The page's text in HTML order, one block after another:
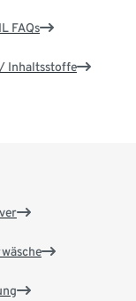
FAQs
Inhaltsstoffe